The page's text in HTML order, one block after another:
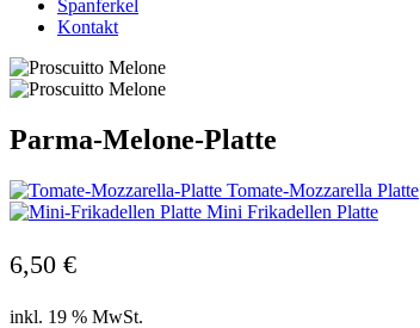
Spanferkel
Kontakt
Parma-Melone-Platte
Tomate-Mozzarella Platte
Mini Frikadellen Platte
6,50 €
inkl. 19 % MwSt.